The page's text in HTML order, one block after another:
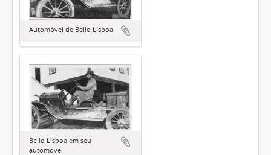
Automóvel de Bello Lisboa
Bello Lisboa em seu
automóvel